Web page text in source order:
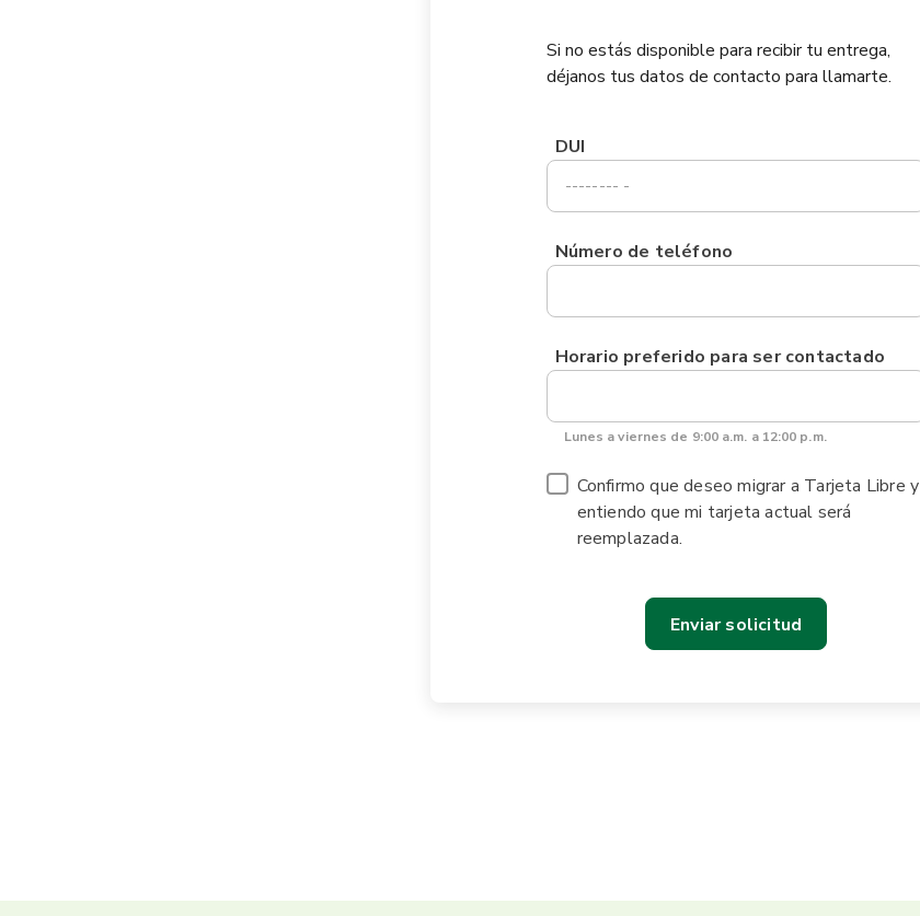
Si no estás disponible para recibir tu entrega,
déjanos tus datos de contacto para llamarte.
DUI
Número de teléfono
Horario preferido para ser contactado
Lunes a viernes de 9:00 a.m. a 12:00 p.m.
Confirmo que deseo migrar a Tarjeta Libre y
entiendo que mi tarjeta actual será
reemplazada.